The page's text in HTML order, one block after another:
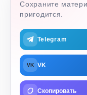
Сохраните
пригодится.
Telegram
VK VK
Скопировать